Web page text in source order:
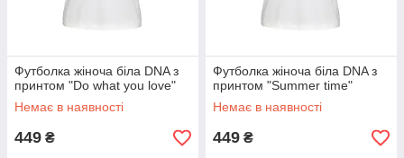
Футболка жіноча біла DNA з
принтом "Do what you love"
Немає в наявності
449 ₴
Футболка жіноча біла DNA з
принтом "Summer time"
Немає в наявності
449 ₴